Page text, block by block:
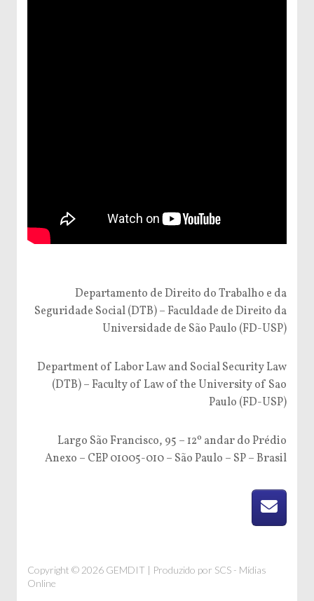
Departamento de Direito do Trabalho e da
Seguridade Social (DTB) – Faculdade de Direito da
Universidade de São Paulo (FD-USP)
Department of Labor Law and Social Security Law
(DTB) – Faculty of Law of the University of Sao
Paulo (FD-USP)
Largo São Francisco, 95 – 12º andar do Prédio
Anexo – CEP 01005-010 – São Paulo – SP – Brasil
Copyright © 2026 GEMDIT | Produzido por SCS - Mídias
Online